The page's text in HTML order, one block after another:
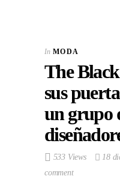
In MODA
The
sus
un grupo
533 Views 18
comment